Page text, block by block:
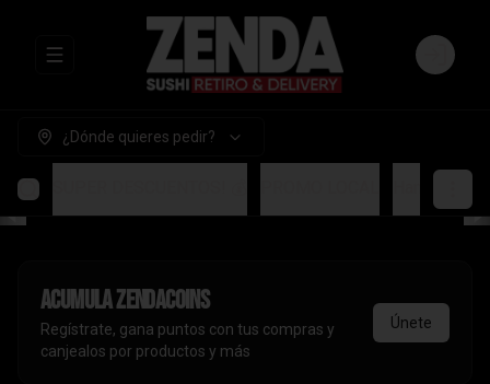
Abrir menu de navegación Login
¿Dónde quieres pedir?
AcumulaZendaCoins
Regístrate, gana puntos con tus compras y
canjealos por productos y más
Únete